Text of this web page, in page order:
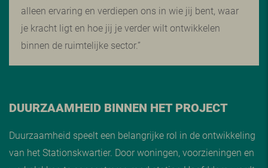
alleen ervaring en verdiepen ons in wie jij bent, waar
je kracht ligt en hoe jij je verder wilt ontwikkelen
binnen de ruimtelijke sector.”
DUURZAAMHEID BINNEN HET PROJECT
Duurzaamheid speelt een belangrijke rol in de ontwikkeling
van het Stationskwartier. Door woningen, voorzieningen en